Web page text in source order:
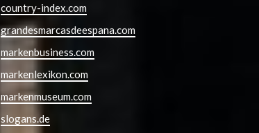
country-index.com
grandesmarcasdeespana.com
markenbusiness.com
markenlexikon.com
markenmuseum.com
slogans.de